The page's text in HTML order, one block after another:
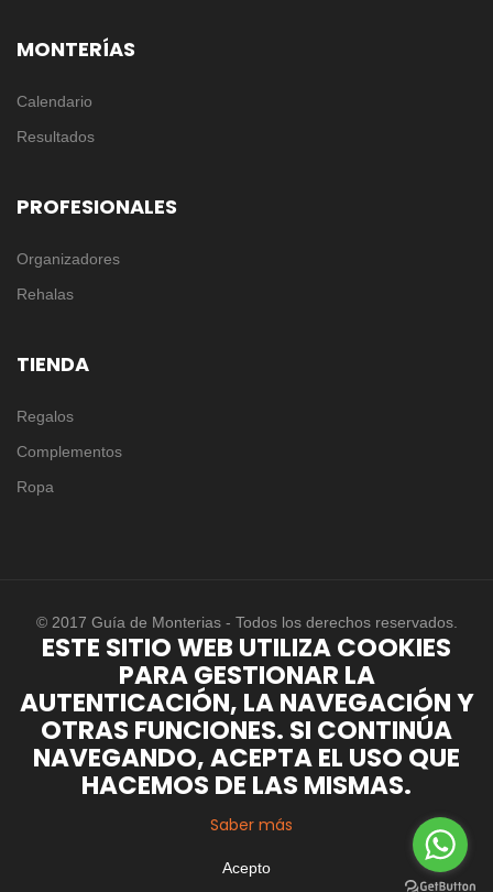
MONTERÍAS
Calendario
Resultados
PROFESIONALES
Organizadores
Rehalas
TIENDA
Regalos
Complementos
Ropa
© 2017 Guía de Monterias - Todos los derechos reservados.
ESTE SITIO WEB UTILIZA COOKIES
PARA GESTIONAR LA
AUTENTICACIÓN, LA NAVEGACIÓN Y
OTRAS FUNCIONES. SI CONTINÚA
NAVEGANDO, ACEPTA EL USO QUE
HACEMOS DE LAS MISMAS.
Saber más
Acepto